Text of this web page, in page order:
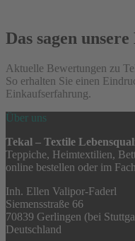
Das sagen
Aktuelle Bewertungen zu
So erhalten Sie einen
Einkaufserfahrung.
Über uns
Tekal – Textile
Teppiche, Heimtextilien,
online bestellen oder im
Inh. Ellen Valipor-Faderl
Siemensstraße 66
70839 Gerlingen (bei
Deutschland